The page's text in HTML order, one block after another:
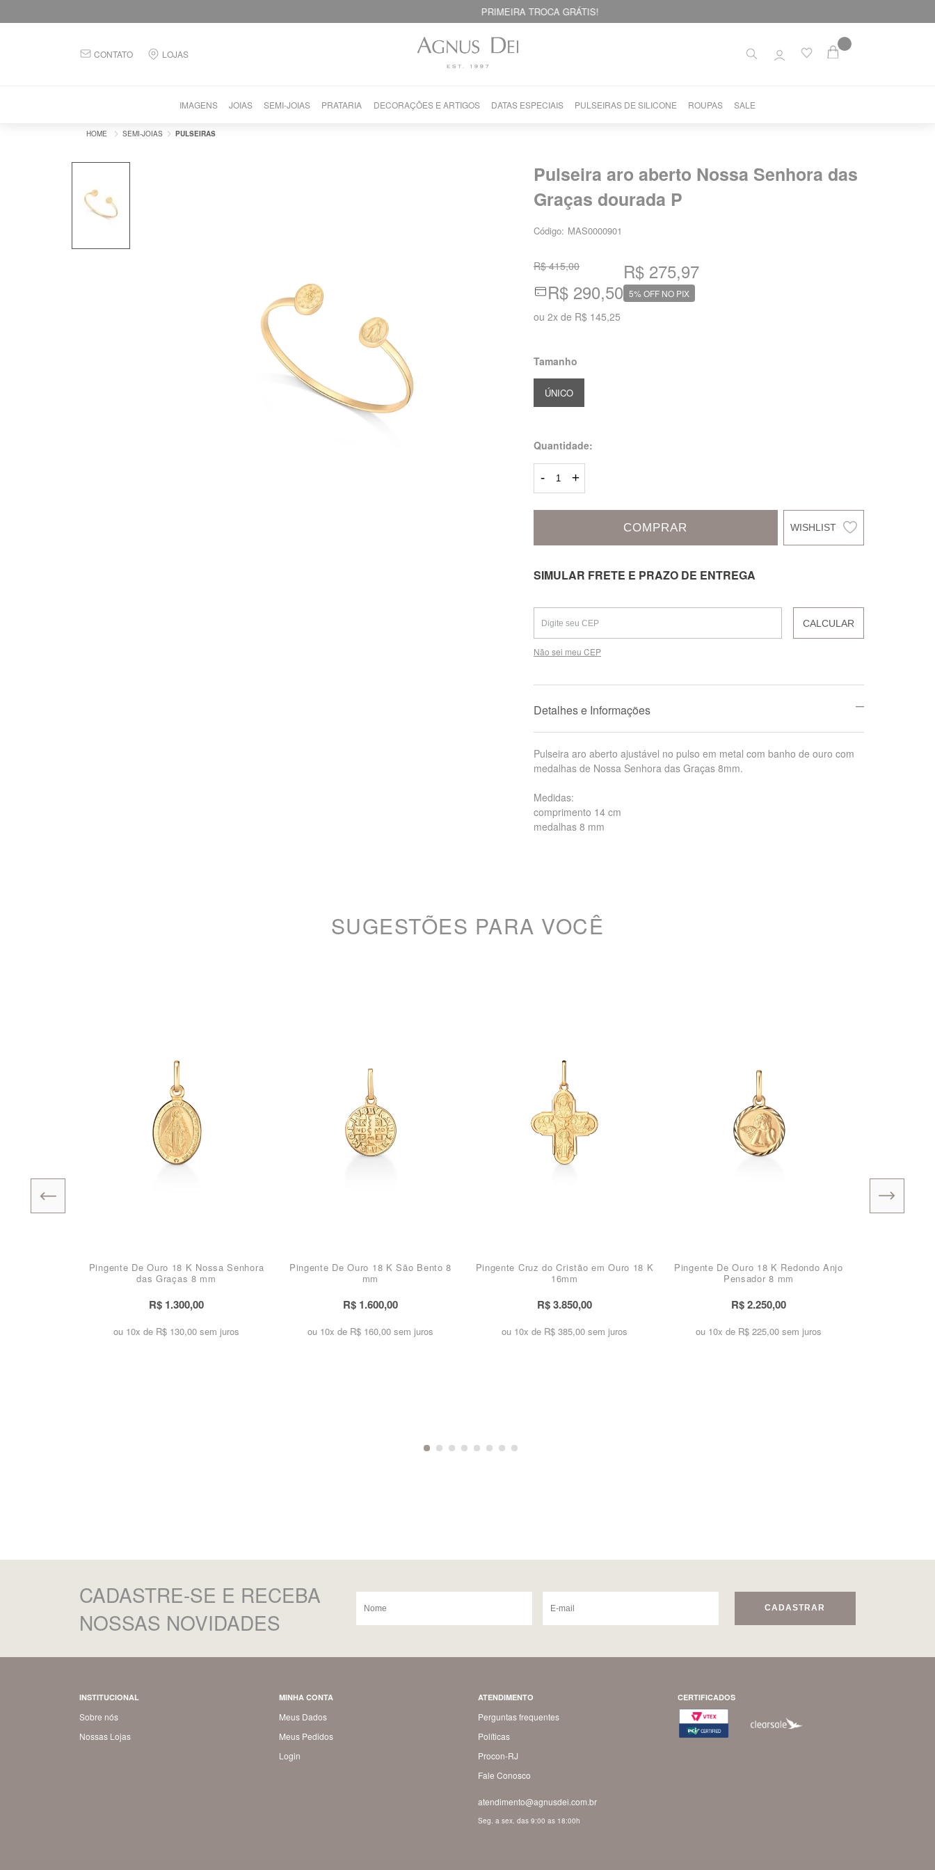
PRIMEIRA TROCA GRÁTIS!
CONTATO LOJAS
IMAGENS JOIAS SEMI-JOIAS PRATARIA DECORAÇÕES E ARTIGOS DATAS ESPECIAIS PULSEIRAS DE SILICONE ROUPAS SALE
SEMI-JOIAS PULSEIRAS
Pulseira aro aberto Nossa Senhora das
Graças dourada P
Código: MAS0000901
R$ 415,00
R$ 290,50
ou 2xde R$ 145,25
R$ 275,97
5% OFF NO PIX
Tamanho
ÚNICO
Quantidade:
- +
COMPRAR
SIMULAR FRETE E PRAZO DE ENTREGA
CALCULAR
Não sei meu CEP
Detalhes e Informações
Pulseira aro aberto ajustável no pulso em metal com banho de ouro com
medalhas de Nossa Senhora das Graças 8mm.
Medidas:
comprimento 14 cm
medalhas 8 mm
SUGESTÕES PARA VOCÊ
Pingente De Ouro 18 K Nossa Senhora
das Graças 8 mm
R$ 1.300,00
ou 10x de R$ 130,00 sem juros
Pingente De Ouro 18 K São Bento 8
mm
R$ 1.600,00
ou 10x de R$ 160,00 sem juros
Pingente Cruz do Cristão em Ouro 18 K
16mm
R$ 3.850,00
ou 10x de R$ 385,00 sem juros
Pingente De Ouro 18 K Redondo Anjo
Pensador 8 mm
R$ 2.250,00
ou 10x de R$ 225,00 sem juros
CADASTRE-SE E RECEBA
NOSSAS NOVIDADES
CADASTRAR
INSTITUCIONAL
Sobre nós
Nossas Lojas
MINHA CONTA
Meus Dados
Meus Pedidos
Login
ATENDIMENTO
Perguntas frequentes
Políticas
Procon-RJ
Fale Conosco
atendimento@agnusdei.com.br
Seg. a sex. das 9:00 as 18:00h
CERTIFICADOS